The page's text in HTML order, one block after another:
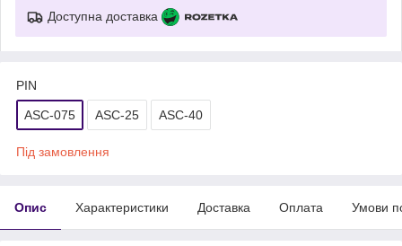
Доступна доставка
PIN
ASC-075 ASC-25 ASC-40
Під замовлення
Опис Характеристики Доставка Оплата Умови